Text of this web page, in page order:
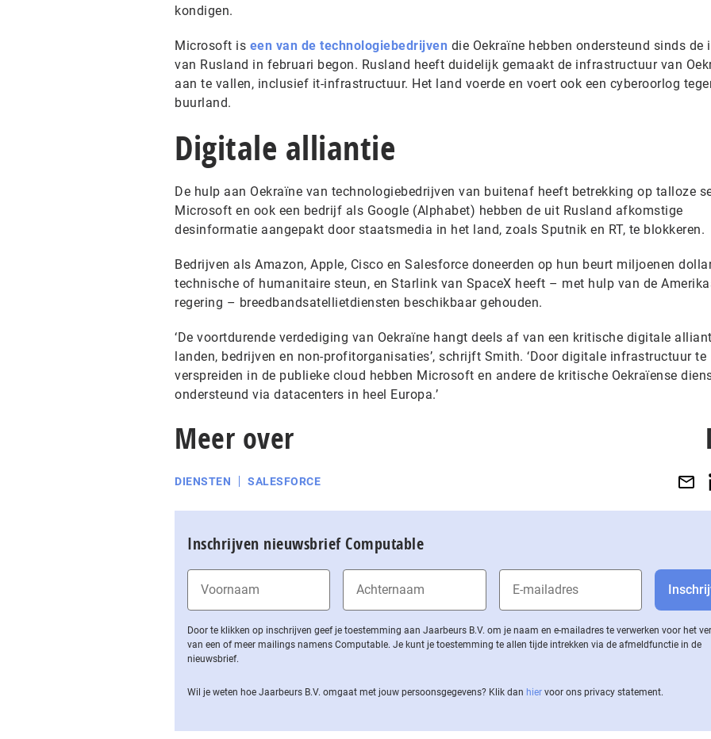
kondigen.
Microsoft is een van de technologiebedrijven die Oekraïne hebben ondersteund sinds de
van Rusland in februari begon. Rusland heeft duidelijk gemaakt de infrastructuur van
aan te vallen, inclusief it-infrastructuur. Het land voerde en voert ook een cyberoorlog
buurland.
Digitale alliantie
De hulp aan Oekraïne van technologiebedrijven van buitenaf heeft betrekking op talloze
Microsoft en ook een bedrijf als Google (Alphabet) hebben de uit Rusland afkomstige
desinformatie aangepakt door staatsmedia in het land, zoals Sputnik en RT, te blokkeren.
Bedrijven als Amazon, Apple, Cisco en Salesforce doneerden op hun beurt miljoenen
technische of humanitaire steun, en Starlink van SpaceX heeft – met hulp van de
regering – breedbandsatellietdiensten beschikbaar gehouden.
‘De voortdurende verdediging van Oekraïne hangt deels af van een kritische digitale
landen, bedrijven en non-profitorganisaties’, schrijft Smith. ‘Door digitale infrastructuur te
verspreiden in de publieke cloud hebben Microsoft en andere de kritische Oekraïense
ondersteund via datacenters in heel Europa.’
Meer over
DIENSTEN SALESFORCE
Inschrijven nieuwsbrief Computable
Door te klikken op inschrijven geef je toestemming aan Jaarbeurs B.V. om je naam en e-mailadres te verwerken voor het
van een of meer mailings namens Computable. Je kunt je toestemming te allen tijde intrekken via de af­meld­func­tie in de
nieuwsbrief.
Wil je weten hoe Jaarbeurs B.V. omgaat met jouw per­soons­ge­ge­vens? Klik dan hier voor ons privacy statement.